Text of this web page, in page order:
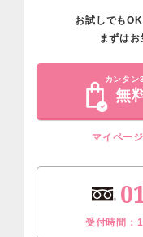
お試しでも
まずはお
カンタン
無
マイペー
受付時間：